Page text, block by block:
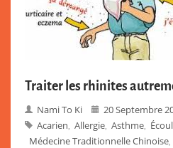
Traiter les rhinites
Nami To Ki
20 Septembre
Acarien Allergie Asthme
Médecine Traditionnelle Chinoise